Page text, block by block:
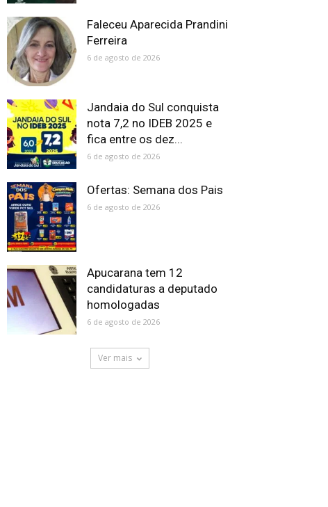
Faleceu Aparecida Prandini
Ferreira
6 de agosto de 2026
Jandaia do Sul conquista
nota 7,2 no IDEB 2025 e
fica entre os dez...
6 de agosto de 2026
Ofertas: Semana dos Pais
6 de agosto de 2026
Apucarana tem 12
candidaturas a deputado
homologadas
6 de agosto de 2026
Ver mais